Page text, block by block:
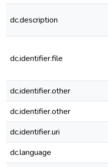
dc.description
dc.identifier.file
dc.identifier.other
dc.identifier.other
dc.identifier.uri
dc.language